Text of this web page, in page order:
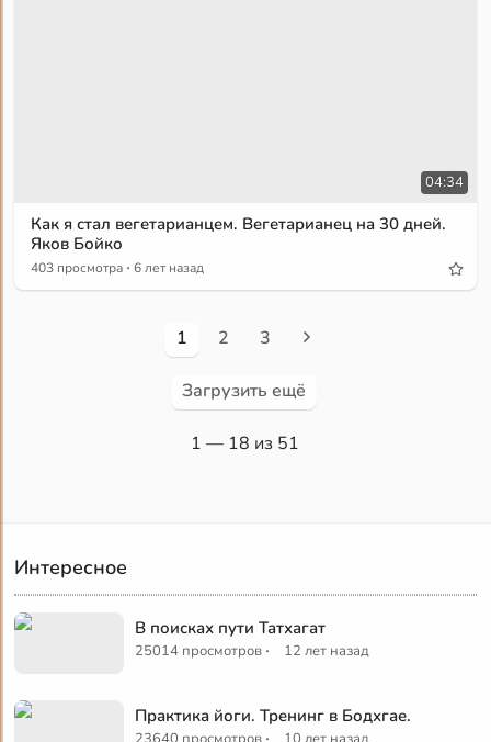
04:34
Как я стал вегетарианцем. Вегетарианец на 30 дней.
Яков Бойко
403 просмотра · 6 лет назад
1 2 3
Загрузить ещё
1 — 18 из 51
Интересное
В поисках пути Татхагат
25014 просмотров · 12 лет назад
Практика йоги. Тренинг в Бодхгае.